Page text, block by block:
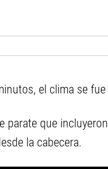
el clima se
parate que
la cabecera.